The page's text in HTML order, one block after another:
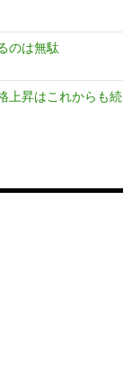
のは無駄
上昇はこれからも続